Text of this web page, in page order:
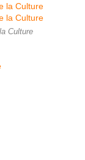
Culture